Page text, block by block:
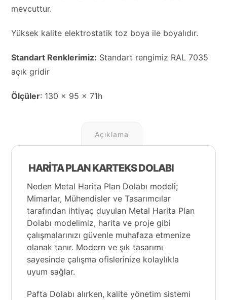
mevcuttur.
Yüksek kalite elektrostatik toz boya ile boyalıdır.
Standart Renklerimiz: Standart rengimiz RAL 7035
açık gridir
Ölçüler: 130 x 95 x 71h
Açıklama
HARİTA PLAN KARTEKS DOLABI
Neden Metal Harita Plan Dolabı modeli;
Mimarlar, Mühendisler ve Tasarımcılar
tarafından ihtiyaç duyulan Metal Harita Plan
Dolabı modelimiz, harita ve proje gibi
çalışmalarınızı güvenle muhafaza etmenize
olanak tanır. Modern ve şık tasarımı
sayesinde çalışma ofislerinize kolaylıkla
uyum sağlar.
Pafta Dolabı alırken, kalite yönetim sistemi